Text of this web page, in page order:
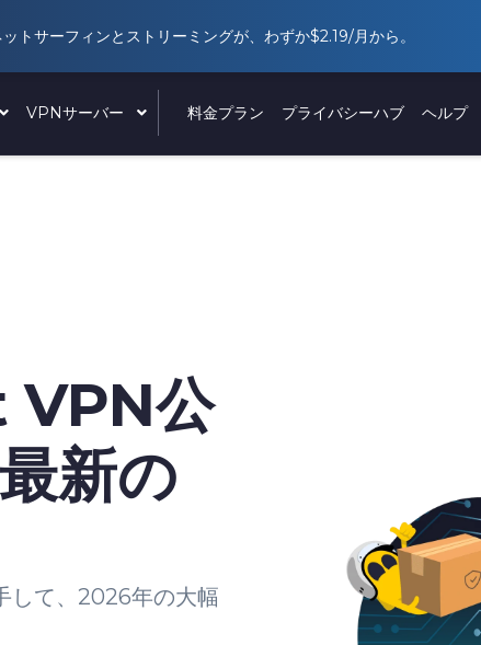
トサーフィンとストリーミングが、わずか$2.19/月から。
VPNサーバー 料金プラン プライバシーハブ ヘルプ
公
新の
して、2026年の大幅